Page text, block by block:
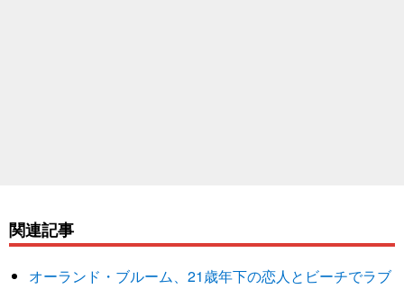
関連記事
オーランド・ブルーム、21歳年下の恋人とビーチでラブ